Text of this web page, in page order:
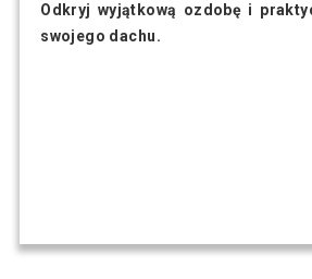
Odkryj wyjątkową ozdobę i
swojego dachu.